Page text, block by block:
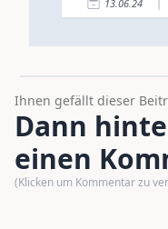
13.06.24 |
Ihnen gefällt dieser
Dann
einen
(Klicken um Kommentar zu